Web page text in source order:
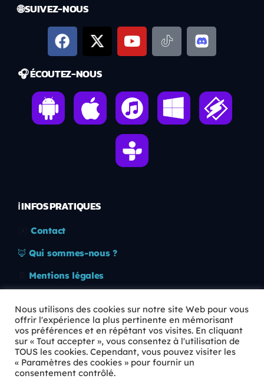
🌐 SUIVEZ-NOUS
🎧 ÉCOUTEZ-NOUS
ℹ️ INFOS PRATIQUES
Contact
🦊 Qui sommes-nous ?
Mentions légales
🛡️ RGPD
Copyright © 2026 Animkids. Tous droits réservés.
Nous utilisons des cookies sur notre site Web pour vous
offrir l'expérience la plus pertinente en mémorisant
vos préférences et en répétant vos visites. En cliquant
sur « Tout accepter », vous consentez à l'utilisation de
TOUS les cookies. Cependant, vous pouvez visiter les
« Paramètres des cookies » pour fournir un
consentement contrôlé.